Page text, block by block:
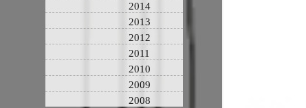
2014
2013
2012
2011
2010
2009
2008